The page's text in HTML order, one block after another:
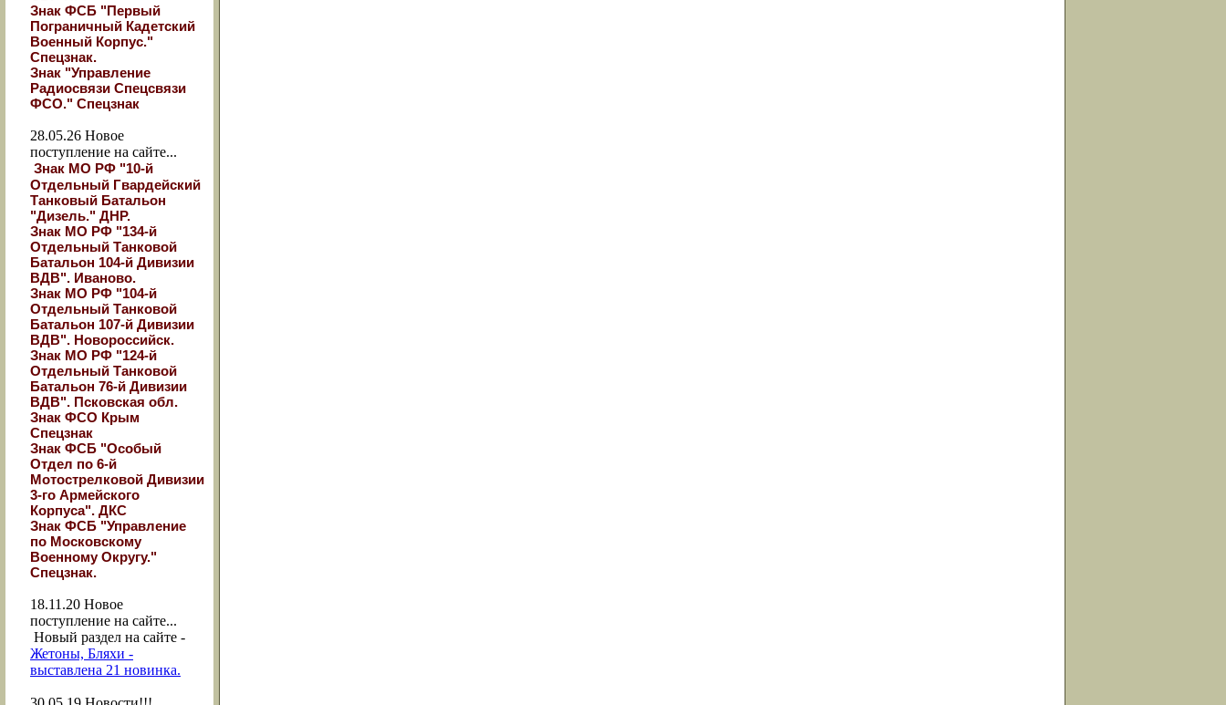
Знак ФСБ "Первый
Пограничный Кадетский
Военный Корпус."
Спецзнак.
Знак "Управление
Радиосвязи Спецсвязи
ФСО." Спецзнак
28.05.26 Новое
поступление на сайте...
Знак МО РФ "10-й
Отдельный Гвардейский
Танковый Батальон
"Дизель." ДНР.
Знак МО РФ "134-й
Отдельный Танковой
Батальон 104-й Дивизии
ВДВ". Иваново.
Знак МО РФ "104-й
Отдельный Танковой
Батальон 107-й Дивизии
ВДВ". Новороссийск.
Знак МО РФ "124-й
Отдельный Танковой
Батальон 76-й Дивизии
ВДВ". Псковская обл.
Знак ФСО Крым
Спецзнак
Знак ФСБ "Особый
Отдел по 6-й
Мотострелковой Дивизии
3-го Армейского
Корпуса". ДКС
Знак ФСБ "Управление
по Московскому
Военному Округу."
Спецзнак.
18.11.20 Новое
поступление на сайте...
Новый раздел на сайте -
Жетоны, Бляхи -
выставлена 21 новинка.